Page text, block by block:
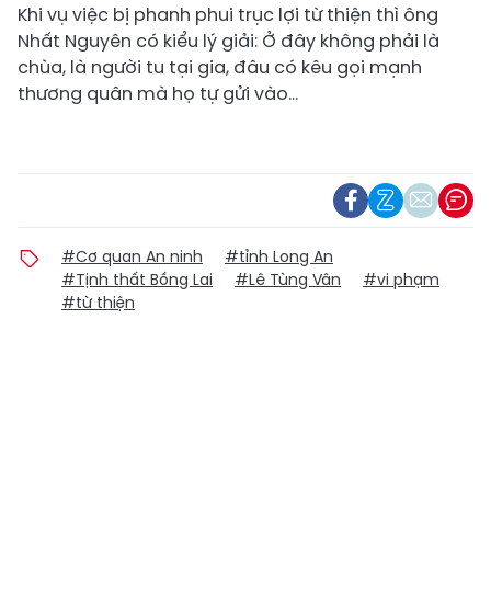
Khi vụ việc bị phanh phui trục lợi từ thiện thì ông
Nhất Nguyên có kiểu lý giải: Ở đây không phải là
chùa, là người tu tại gia, đâu có kêu gọi mạnh
thương quân mà họ tự gửi vào…
#Cơ quan An ninh
#tỉnh Long An
#Tịnh thất Bồng Lai
#Lê Tùng Vân
#vi phạm
#từ thiện